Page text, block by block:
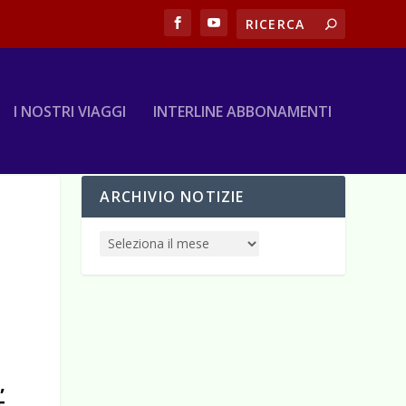
I NOSTRI VIAGGI INTERLINE ABBONAMENTI
ARCHIVIO NOTIZIE